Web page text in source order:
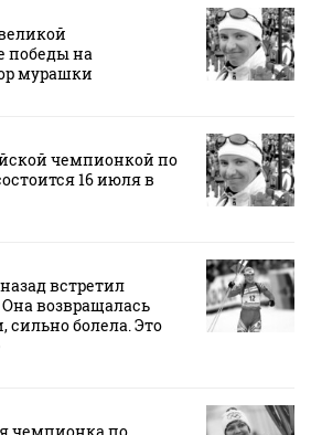
победы на
мурашки
чемпионкой по
16 июля в
встретил
Она возвращалась
сильно болела. Это